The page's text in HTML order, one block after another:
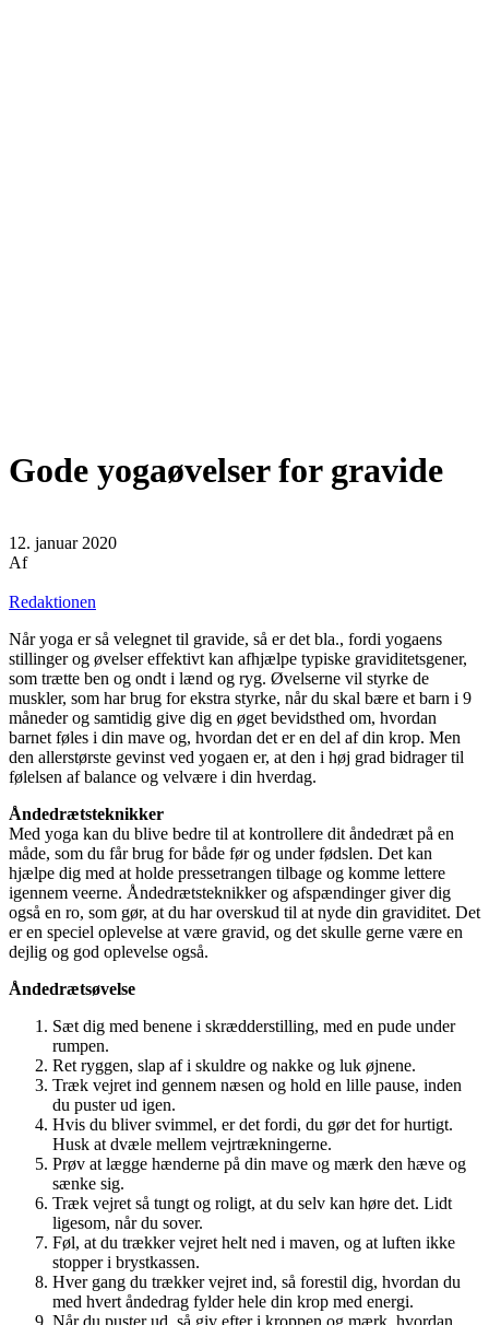
Gode yogaøvelser for gravide
12. januar 2020
Af
Redaktionen
Når yoga er så velegnet til gravide, så er det bla., fordi yogaens
stillinger og øvelser effektivt kan afhjælpe typiske graviditetsgener,
som trætte ben og ondt i lænd og ryg. Øvelserne vil styrke de
muskler, som har brug for ekstra styrke, når du skal bære et barn i 9
måneder og samtidig give dig en øget bevidsthed om, hvordan
barnet føles i din mave og, hvordan det er en del af din krop. Men
den allerstørste gevinst ved yogaen er, at den i høj grad bidrager til
følelsen af balance og velvære i din hverdag.
Åndedrætsteknikker
Med yoga kan du blive bedre til at kontrollere dit åndedræt på en
måde, som du får brug for både før og under fødslen. Det kan
hjælpe dig med at holde pressetrangen tilbage og komme lettere
igennem veerne. Åndedrætsteknikker og afspændinger giver dig
også en ro, som gør, at du har overskud til at nyde din graviditet. Det
er en speciel oplevelse at være gravid, og det skulle gerne være en
dejlig og god oplevelse også.
Åndedrætsøvelse
Sæt dig med benene i skrædderstilling, med en pude under
rumpen.
Ret ryggen, slap af i skuldre og nakke og luk øjnene.
Træk vejret ind gennem næsen og hold en lille pause, inden
du puster ud igen.
Hvis du bliver svimmel, er det fordi, du gør det for hurtigt.
Husk at dvæle mellem vejrtrækningerne.
Prøv at lægge hænderne på din mave og mærk den hæve og
sænke sig.
Træk vejret så tungt og roligt, at du selv kan høre det. Lidt
ligesom, når du sover.
Føl, at du trækker vejret helt ned i maven, og at luften ikke
stopper i brystkassen.
Hver gang du trækker vejret ind, så forestil dig, hvordan du
med hvert åndedrag fylder hele din krop med energi.